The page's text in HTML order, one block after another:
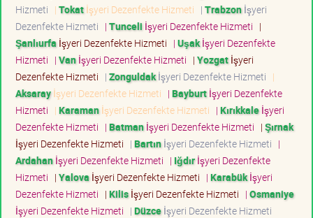
Hizmeti | Tokatİşyeri Dezenfekte Hizmeti | Trabzonİşyeri
Dezenfekte Hizmeti | Tunceli İşyeri Dezenfekte Hizmeti |
Şanlıurfa İşyeri Dezenfekte Hizmeti | Uşakİşyeri Dezenfekte
Hizmeti | Vanİşyeri Dezenfekte Hizmeti | Yozgatİşyeri
Dezenfekte Hizmeti | Zonguldakİşyeri Dezenfekte Hizmeti |
Aksarayİşyeri Dezenfekte Hizmeti | Bayburtİşyeri Dezenfekte
Hizmeti | Karamanİşyeri Dezenfekte Hizmeti | Kırıkkaleİşyeri
Dezenfekte Hizmeti | Batmanİşyeri Dezenfekte Hizmeti | Şırnak
İşyeri Dezenfekte Hizmeti | Bartınİşyeri Dezenfekte Hizmeti |
Ardahanİşyeri Dezenfekte Hizmeti | Iğdırİşyeri Dezenfekte
Hizmeti | Yalova İşyeri Dezenfekte Hizmeti | Karabükİşyeri
Dezenfekte Hizmeti | Kilisİşyeri Dezenfekte Hizmeti | Osmaniye
İşyeri Dezenfekte Hizmeti | Düzceİşyeri Dezenfekte Hizmeti